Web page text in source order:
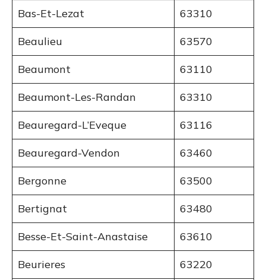
Bas-Et-Lezat 63310
Beaulieu 63570
Beaumont 63110
Beaumont-Les-Randan 63310
Beauregard-L’Eveque 63116
Beauregard-Vendon 63460
Bergonne 63500
Bertignat 63480
Besse-Et-Saint-Anastaise 63610
Beurieres 63220